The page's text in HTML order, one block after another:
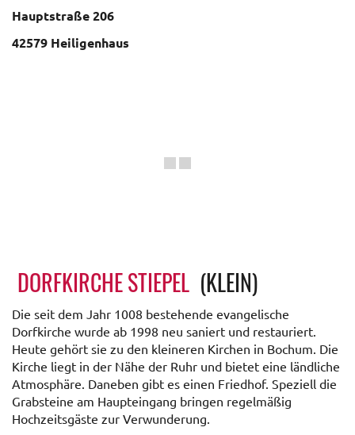
Hauptstraße 206
42579 Heiligenhaus
DORFKIRCHE STIEPEL (KLEIN)
Die seit dem Jahr 1008 bestehende evangelische
Dorfkirche wurde ab 1998 neu saniert und restauriert.
Heute gehört sie zu den kleineren Kirchen in Bochum. Die
Kirche liegt in der Nähe der Ruhr und bietet eine ländliche
Atmosphäre. Daneben gibt es einen Friedhof. Speziell die
Grabsteine am Haupteingang bringen regelmäßig
Hochzeitsgäste zur Verwunderung.